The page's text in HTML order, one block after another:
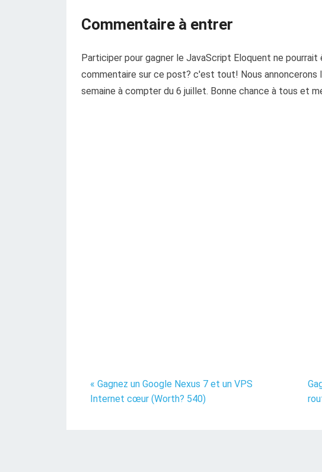
Commentaire à entrer
Participer pour gagner le JavaScript Eloquent ne
commentaire sur ce post? c'est tout! Nous
semaine à compter du 6 juillet. Bonne chance à tous et
« Gagnez un Google Nexus 7 et un VPS
Internet cœur (Worth? 540)